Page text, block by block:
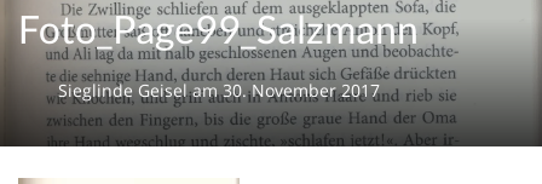
Foto_Page99_Salzmann
Sieglinde Geiselam 30. November 2017